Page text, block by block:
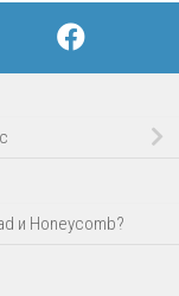
и Honeycomb?